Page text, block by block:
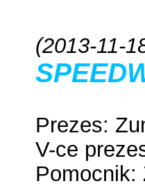
(2013-11-
Prezes:
V-ce
Pomocnik: